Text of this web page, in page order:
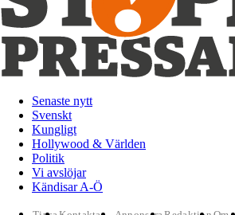
Senaste nytt
Svenskt
Kungligt
Hollywood & Världen
Politik
Vi avslöjar
Kändisar A-Ö